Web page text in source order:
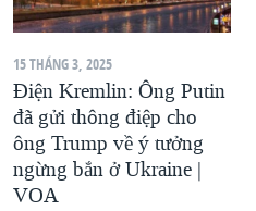
15 THÁNG 3, 2025
Điện Kremlin: Ông Putin
đã gửi thông điệp cho
ông Trump về ý tưởng
ngừng bắn ở Ukraine |
VOA